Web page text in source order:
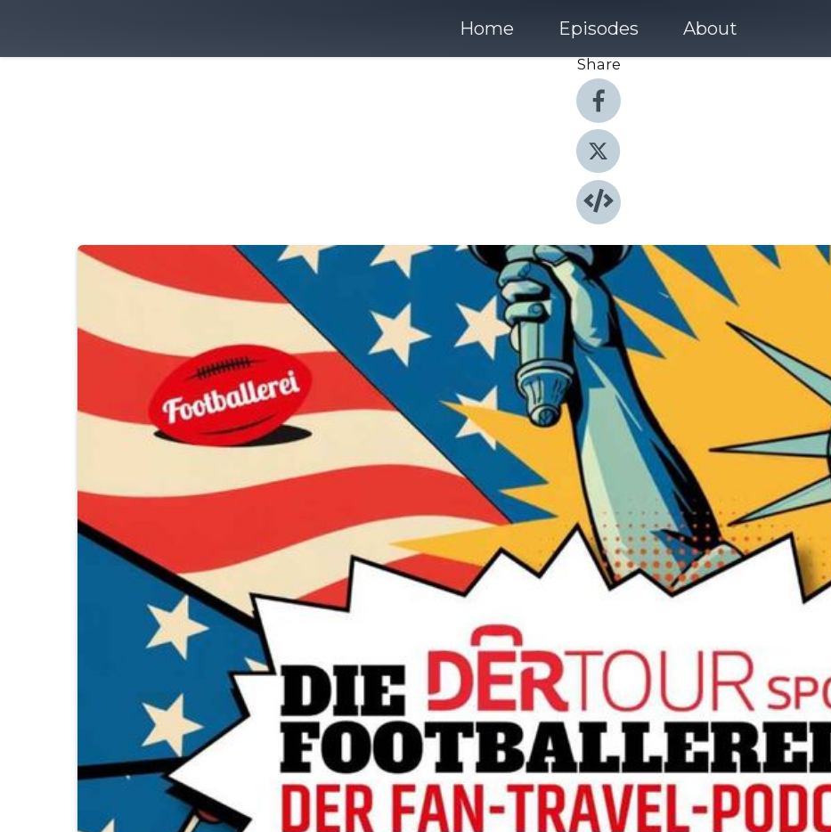
Home Episodes About
Share